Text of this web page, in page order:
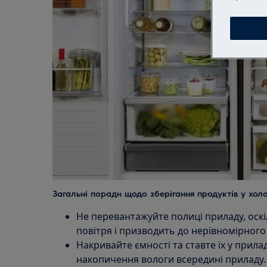
Загальні поради щодо зберігання продуктів у
Не перевантажуйте полиці приладу,
повітря і призводить до
Накривайте ємності та ставте їх у
накопичення вологи всередині приладу.